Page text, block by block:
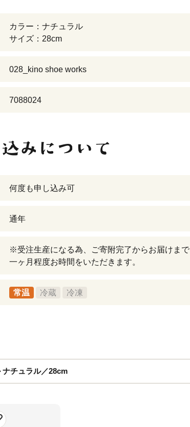
カラー：ナチュラル
サイズ：28cm
028_kino shoe works
7088024
何度も申し込み可
通年
※受注生産になる為、ご寄附完了からお届けまで
一ヶ月程度お時間をいただきます。
常温 冷蔵 冷凍
チュラル／28cm